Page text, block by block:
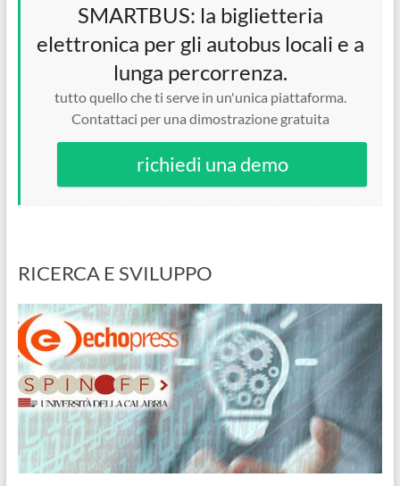
SMARTBUS: la biglietteria
elettronica per gli autobus locali e a
lunga percorrenza.
tutto quello che ti serve in un'unica piattaforma.
Contattaci per una dimostrazione gratuita
richiedi una demo
RICERCA E SVILUPPO